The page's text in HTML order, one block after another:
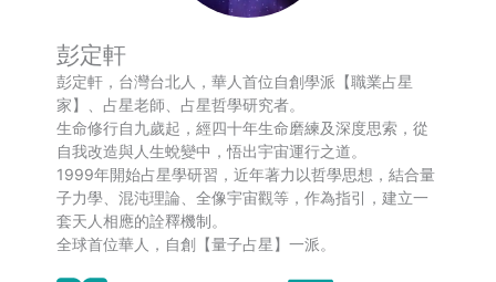
彭定軒
彭定軒，台灣台北人，華人首位自創學派【職業占星
家】、占星老師、占星哲學研究者。
生命修行自九歲起，經四十年生命磨練及深度思索，從
自我改造與人生蛻變中，悟出宇宙運行之道。
1999年開始占星學研習，近年著力以哲學思想，結合量
子力學、混沌理論、全像宇宙觀等，作為指引，建立一
套天人相應的詮釋機制。
全球首位華人，自創【量子占星】一派。